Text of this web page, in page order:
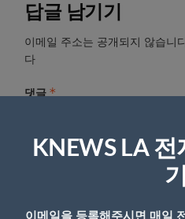
답글 남기기
이메일 주소는 공개되지 않습니
다
댓글*
KNEWS LA
기
이메일을 등록해주시면 매일